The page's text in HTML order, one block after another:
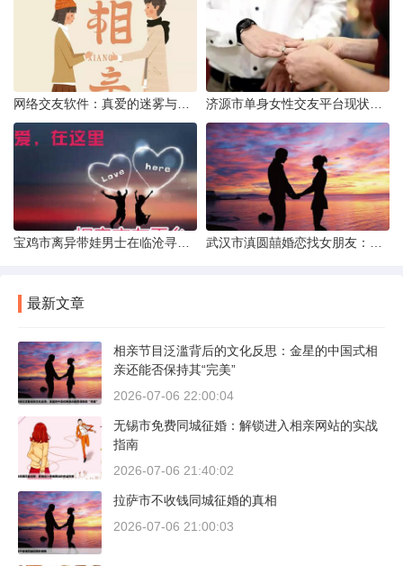
最新文章
相亲节目泛滥背后的文化反思：金星的中国式相
亲还能否保持其“完美”
2026-07-06 22:00:04
无锡市免费同城征婚：解锁进入相亲网站的实战
指南
2026-07-06 21:40:02
拉萨市不收钱同城征婚的真相
2026-07-06 21:00:03